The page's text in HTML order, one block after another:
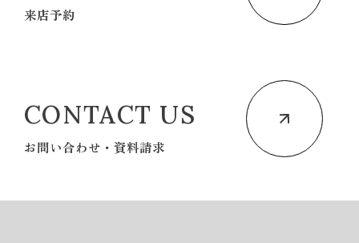
来店予約
CONTACT US
お問い合わせ・資料請求